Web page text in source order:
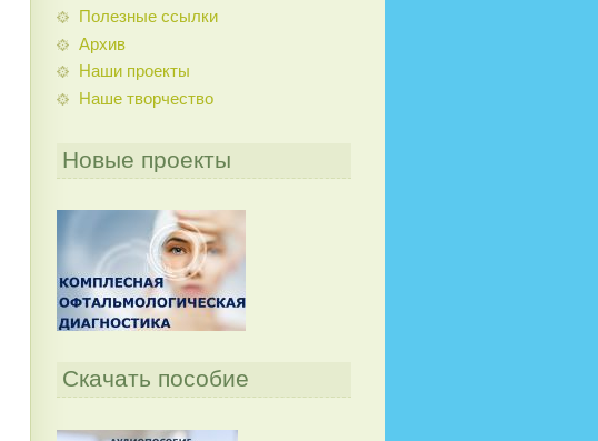
Полезные ссылки
Архив
Наши проекты
Наше творчество
Новые проекты
Скачать пособие